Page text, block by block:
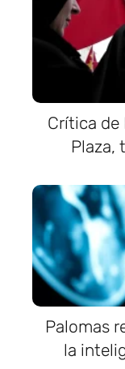
Crítica de
Plaza,
Palomas
la